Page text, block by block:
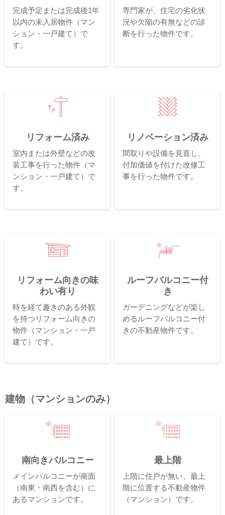
完成予定または完成後1年
以内の未入居物件（マン
ション・一戸建て）で
す。
専門家が、住宅の劣化状
況や欠陥の有無などの診
断を行った物件です。
リフォーム済み
室内または外壁などの改
装工事を行った物件（マ
ンション・一戸建て）で
す。
リノベーション済み
間取りや設備を見直し、
付加価値を付けた改修工
事を行った物件です。
リフォーム向きの味
わい有り
時を経て趣きのある外観
を持つリフォーム向きの
物件（マンション・一戸
建て）です。
ルーフバルコニー付
き
ガーデニングなどが楽し
めるルーフバルコニー付
きの不動産物件です。
建物（マンションのみ）
南向きバルコニー
メインバルコニーが南面
（南東・南西を含む）に
あるマンションです。
最上階
上階に住戸が無い、最上
階に位置する不動産物件
（マンション）です。